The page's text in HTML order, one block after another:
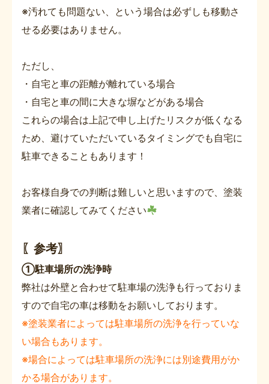
※汚れても問題ない、という場合は必ずしも移動さ
せる必要はありません。
ただし、
・自宅と車の距離が離れている場合
・自宅と車の間に大きな塀などがある場合
これらの場合は上記で申し上げたリスクが低くなる
ため、避けていただいているタイミングでも自宅に
駐車できることもあります！
お客様自身での判断は難しいと思いますので、塗装
業者に確認してみてください
〖参考〗
①駐車場所の洗浄時
弊社は外壁と合わせて駐車場の洗浄も行っておりま
すので自宅の車は移動をお願いしております。
※塗装業者によっては駐車場所の洗浄を行っていな
い場合もあります。
※場合によっては駐車場所の洗浄には別途費用がか
かる場合があります。